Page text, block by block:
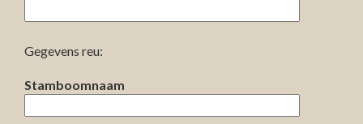
Gegevens reu:
Stamboomnaam